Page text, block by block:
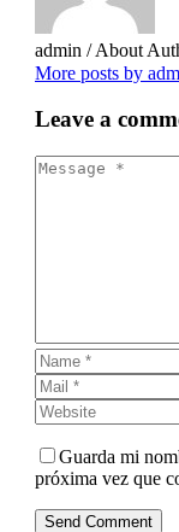
admin / About
More posts by
Leave a
Guarda mi
próxima vez que
Send Comment